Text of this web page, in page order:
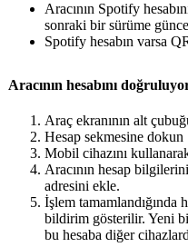
Aracının Spotify
sonraki bir sürüme
Spotify hesabın varsa
Aracının hesabını
Araç ekranının alt
Hesap sekmesine dokun
Mobil cihazını
Aracının hesap
adresini ekle.
İşlem tamamlandığında
bildirim gösterilir. Yeni
bu hesaba diğer